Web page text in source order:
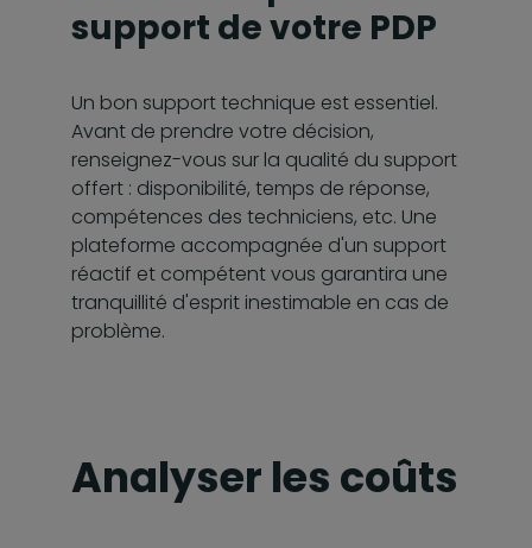
support de votre PDP
Un bon support technique est essentiel.
Avant de prendre votre décision,
renseignez-vous sur la qualité du support
offert : disponibilité, temps de réponse,
compétences des techniciens, etc. Une
plateforme accompagnée d'un support
réactif et compétent vous garantira une
tranquillité d'esprit inestimable en cas de
problème.
Analyser les coûts